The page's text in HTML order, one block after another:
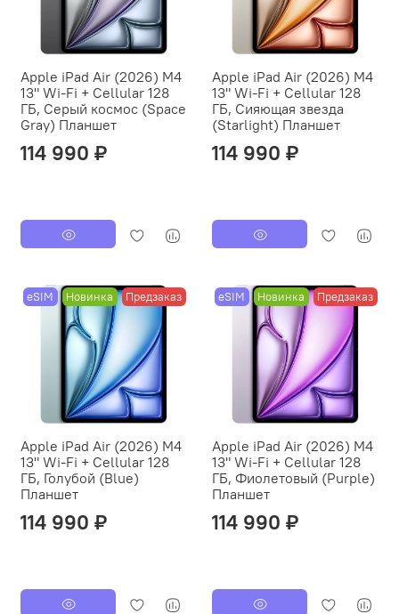
Apple iPad Air (2026) M4
13" Wi-Fi + Cellular 128
ГБ, Серый космос (Space
Gray) Планшет
114 990 ₽
Apple iPad Air (2026) M4
13" Wi-Fi + Cellular 128
ГБ, Сияющая звезда
(Starlight) Планшет
114 990 ₽
eSIM Новинка Предзаказ
Apple iPad Air (2026) M4
13" Wi-Fi + Cellular 128
ГБ, Голубой (Blue)
Планшет
114 990 ₽
eSIM Новинка Предзаказ
Apple iPad Air (2026) M4
13" Wi-Fi + Cellular 128
ГБ, Фиолетовый (Purple)
Планшет
114 990 ₽